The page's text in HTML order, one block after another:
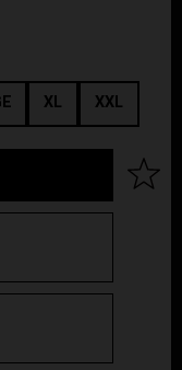
XL XXL
Lägg